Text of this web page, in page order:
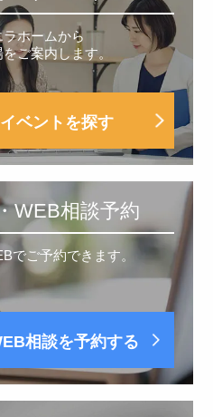
ホームから
ご案内します。
ベントを探す
WEB相談予約
でご予約できます。
相談を予約する